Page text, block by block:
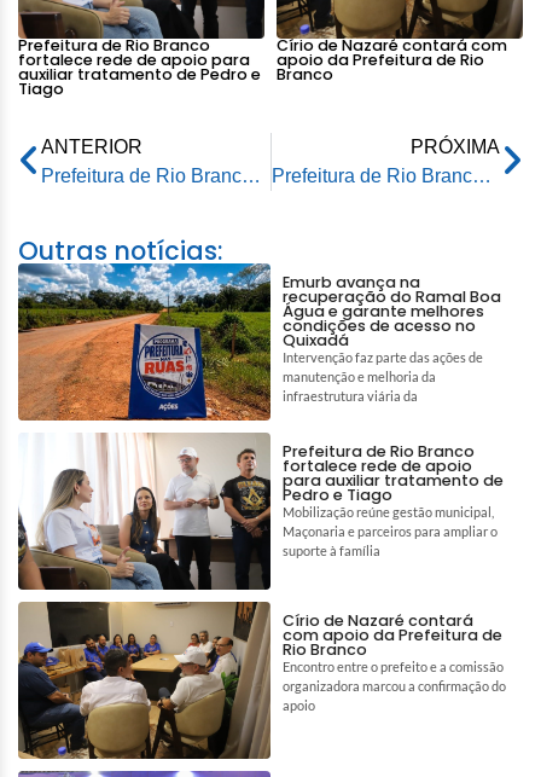
Prefeitura de Rio Branco
fortalece rede de apoio para
auxiliar tratamento de Pedro e
Tiago
Círio de Nazaré contará com
apoio da Prefeitura de Rio
Branco
ANTERIOR
Prefeitura de Rio Branco reforma Escola Monte Castelo e entrega tablets e notebooks a alunos e professores
PRÓXIMA
Prefeitura de Rio Branco e Grupo Elas Fazem Acontecer promovem Feira do Coletivo no Horto Florestal
Outras notícias:
Emurb avança na
recuperação do Ramal Boa
Água e garante melhores
condições de acesso no
Quixadá
Intervenção faz parte das ações de
manutenção e melhoria da
infraestrutura viária da
Prefeitura de Rio Branco
fortalece rede de apoio
para auxiliar tratamento de
Pedro e Tiago
Mobilização reúne gestão municipal,
Maçonaria e parceiros para ampliar o
suporte à família
Círio de Nazaré contará
com apoio da Prefeitura de
Rio Branco
Encontro entre o prefeito e a comissão
organizadora marcou a confirmação do
apoio